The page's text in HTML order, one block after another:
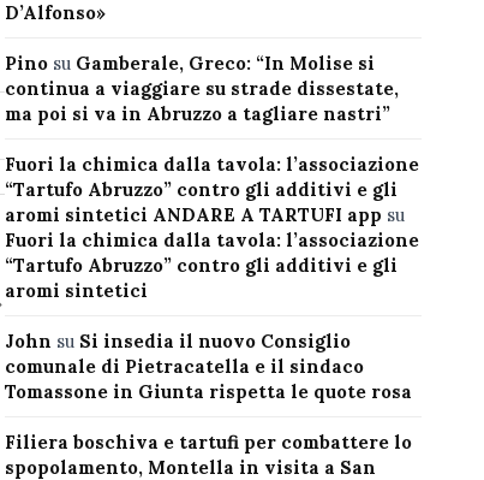
D’Alfonso»
Pinosu Gamberale, Greco: “In Molise si
continua a viaggiare su strade dissestate,
ma poi si va in Abruzzo a tagliare nastri”
Fuori la chimica dalla tavola: l’associazione
“Tartufo Abruzzo” contro gli additivi e gli
aromi sintetici ANDARE A TARTUFI app su
Fuori la chimica dalla tavola: l’associazione
“Tartufo Abruzzo” contro gli additivi e gli
aromi sintetici
John su Si insedia il nuovo Consiglio
comunale di Pietracatella e il sindaco
Tomassone in Giunta rispetta le quote rosa
Filiera boschiva e tartufi per combattere lo
spopolamento, Montella in visita a San